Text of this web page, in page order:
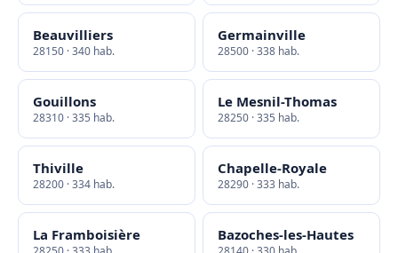
Beauvilliers
28150 · 340 hab.
Germainville
28500 · 338 hab.
Gouillons
28310 · 335 hab.
Le Mesnil-Thomas
28250 · 335 hab.
Thiville
28200 · 334 hab.
Chapelle-Royale
28290 · 333 hab.
La Framboisière Bazoches-les-Hautes